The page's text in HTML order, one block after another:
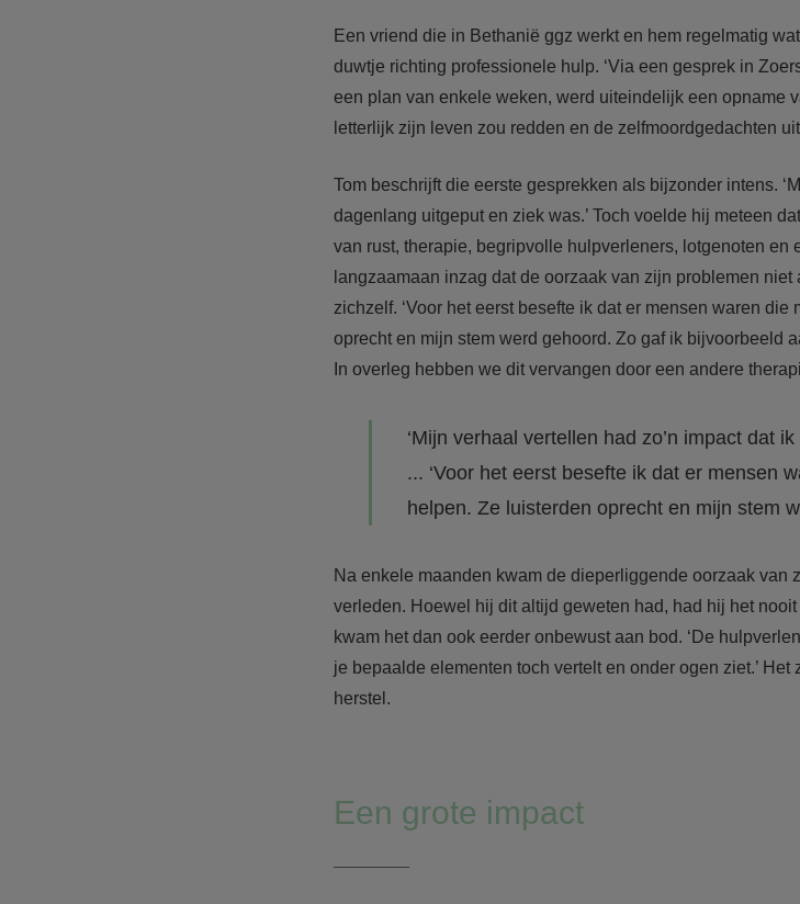
Een vriend die in Bethanië ggz werkt en hem regelmatig
duwtje richting professionele hulp. ‘Via een gesprek in
een plan van enkele weken, werd uiteindelijk een opname
letterlijk zijn leven zou redden en de zelfmoordgedachten
Tom beschrijft die eerste gesprekken als bijzonder intens.
dagenlang uitgeput en ziek was.’ Toch voelde hij meteen
van rust, therapie, begripvolle hulpverleners, lotgenoten
langzaamaan inzag dat de oorzaak van zijn problemen
zichzelf. ‘Voor het eerst besefte ik dat er mensen waren
oprecht en mijn stem werd gehoord. Zo gaf ik bijvoorbeeld
In overleg hebben we dit vervangen door een andere
‘Mijn verhaal vertellen had zo’n impact dat
... ‘Voor het eerst besefte ik dat er mensen
helpen. Ze luisterden oprecht en mijn stem
Na enkele maanden kwam de dieperliggende oorzaak van
verleden. Hoewel hij dit altijd geweten had, had hij het
kwam het dan ook eerder onbewust aan bod. ‘De
je bepaalde elementen toch vertelt en onder ogen ziet.’
herstel.
Een grote impact